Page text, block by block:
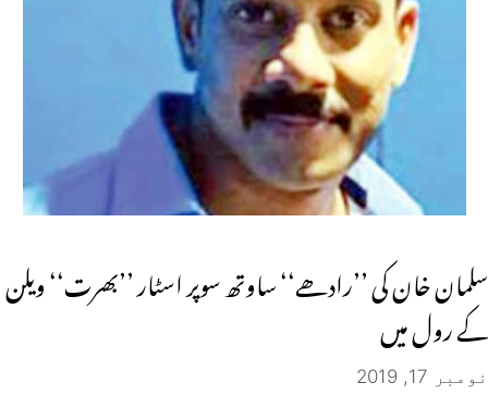
سلمان خان کی ’’رادھے‘‘ ساوتھ سوپر اسٹار ’’بھرت‘‘ ویلن
کے رول میں
نومبر 17, 2019